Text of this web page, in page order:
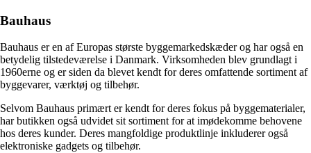
Bauhaus
Bauhaus er en af Europas største byggemarkedskæder og har også en
betydelig tilstedeværelse i Danmark. Virksomheden blev grundlagt i
1960erne og er siden da blevet kendt for deres omfattende sortiment af
byggevarer, værktøj og tilbehør.
Selvom Bauhaus primært er kendt for deres fokus på byggematerialer,
har butikken også udvidet sit sortiment for at imødekomme behovene
hos deres kunder. Deres mangfoldige produktlinje inkluderer også
elektroniske gadgets og tilbehør.